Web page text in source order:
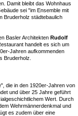
Damit bleibt das Wohnhaus
sei "im Ensemble mit
Bruderholz städtebaulich
Basler Architekten Rudolf
handelt es sich um
Jahren aufkommenden
Bruderholz.
die in den 1920er-Jahren von
und über 25 Jahre geführt
Wert. Durch
Wehrmännerdenkmal und
es zudem über eine